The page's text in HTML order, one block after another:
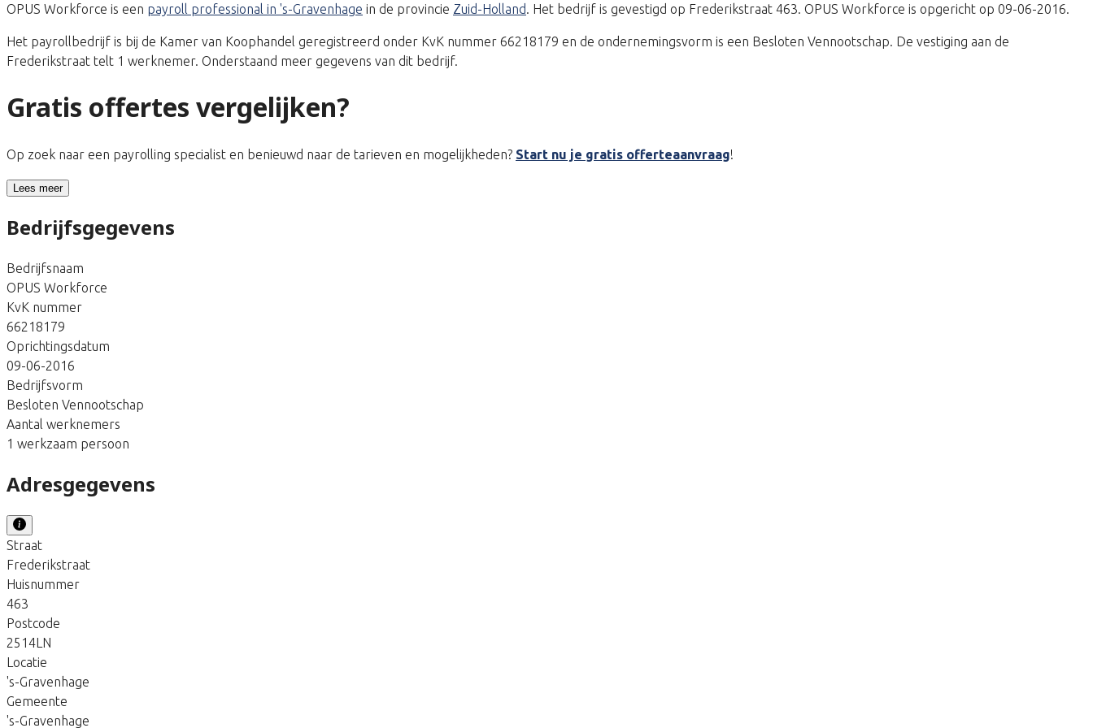
OPUS Workforce is een payroll professional in 's-Gravenhage in de provincie Zuid-Holland. Het bedrijf is gevestigd op Frederikstraat 463. OPUS Workforce is opgericht op 09-06-2016.
Het payrollbedrijf is bij de Kamer van Koophandel geregistreerd onder KvK nummer 66218179 en de ondernemingsvorm is een Besloten Vennootschap. De vestiging aan de
Frederikstraat telt 1 werknemer. Onderstaand meer gegevens van dit bedrijf.
Gratis offertes vergelijken?
Op zoek naar een payrolling specialist en benieuwd naar de tarieven en mogelijkheden? Start nu je gratis offerteaanvraag!
Lees meer
Bedrijfsgegevens
Bedrijfsnaam
OPUS Workforce
KvK nummer
66218179
Oprichtingsdatum
09-06-2016
Bedrijfsvorm
Besloten Vennootschap
Aantal werknemers
1 werkzaam persoon
Adresgegevens
Straat
Frederikstraat
Huisnummer
463
Postcode
2514LN
Locatie
's-Gravenhage
Gemeente
's-Gravenhage